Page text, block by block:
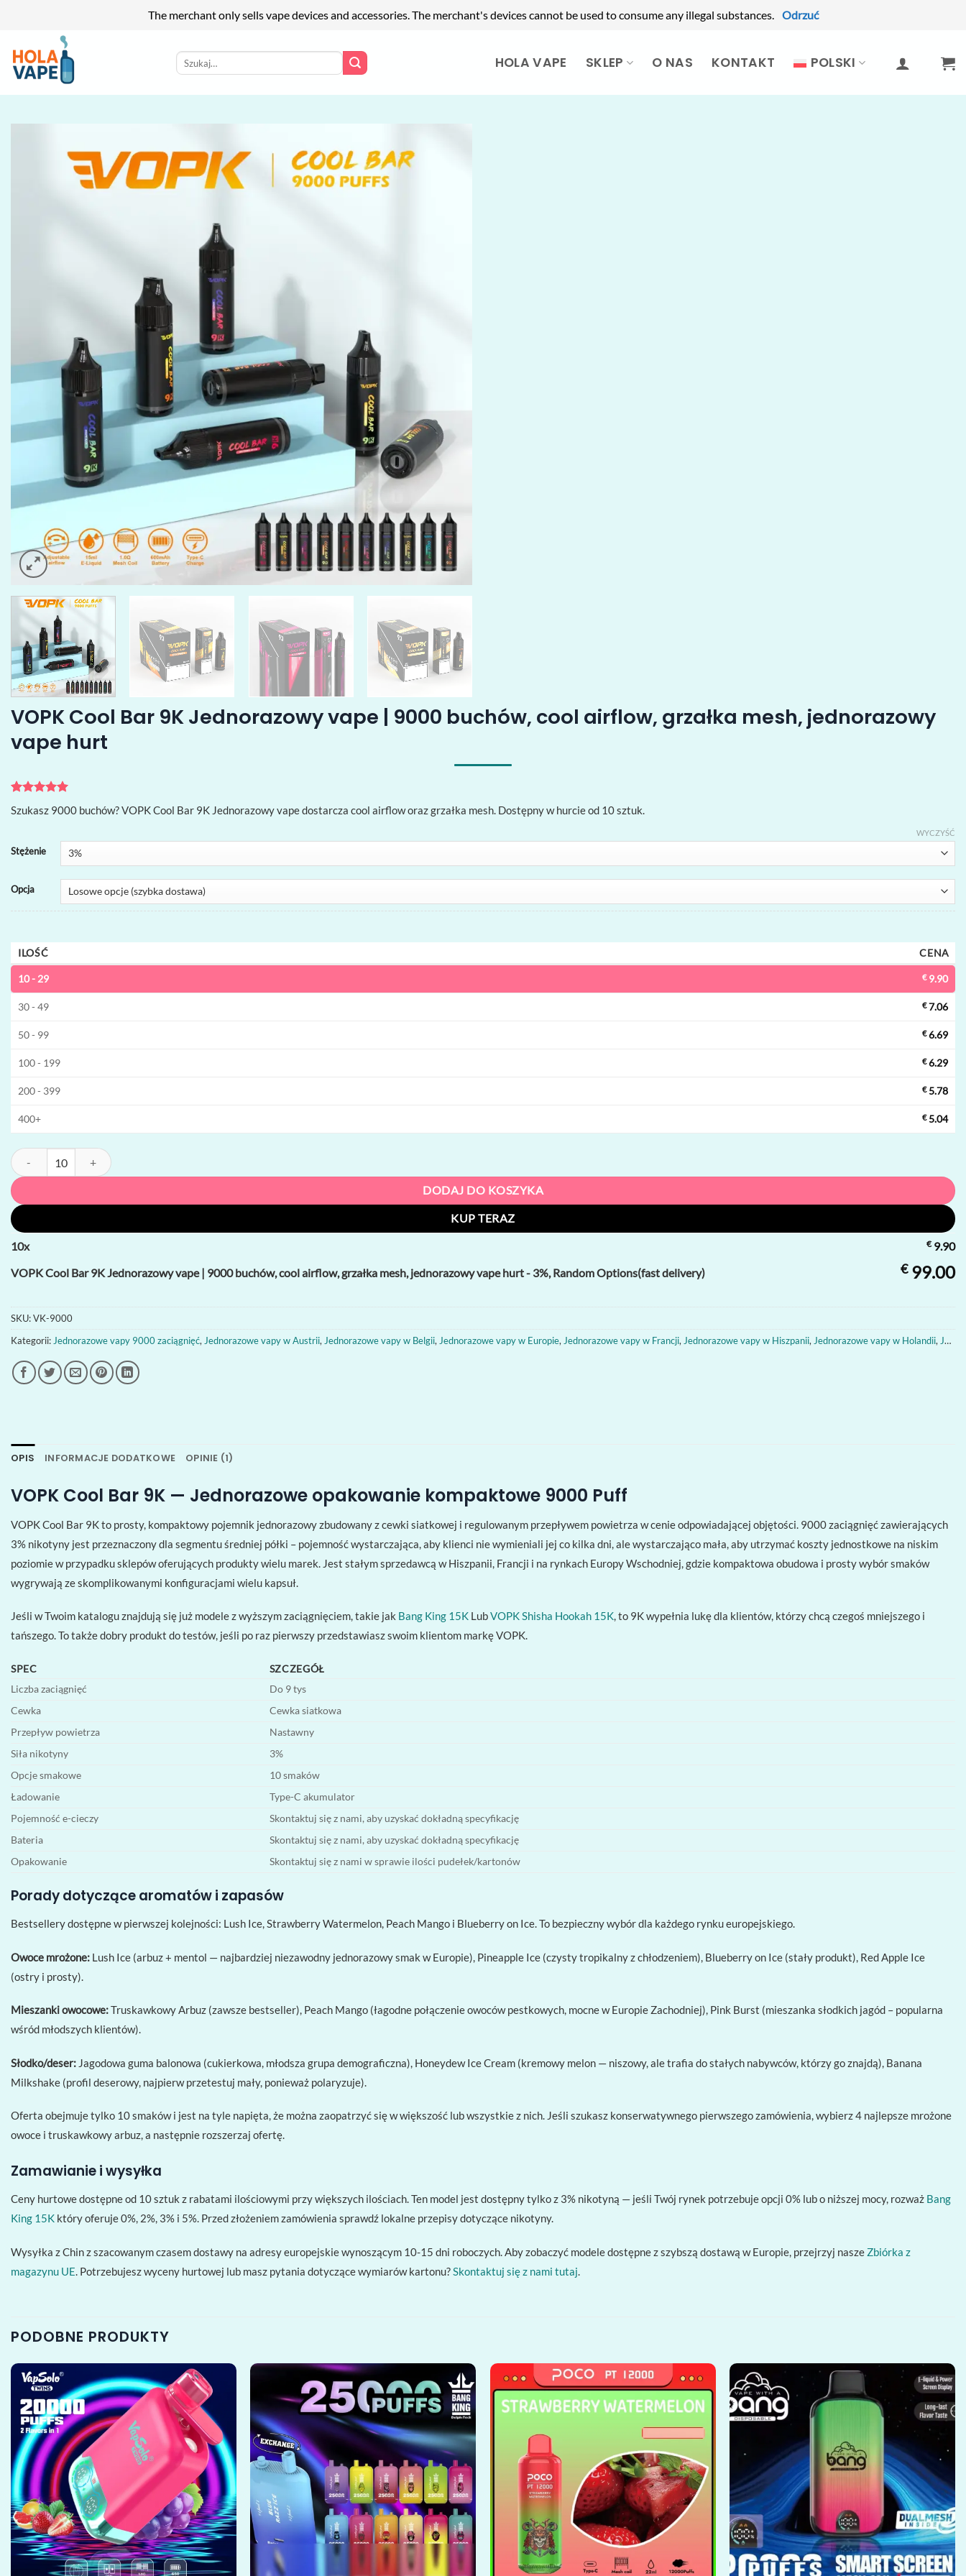
The merchant only sells vape devices and accessories. The merchant's devices cannot be used to consume any illegal substances. Odrzuć
zawartości
Szukaj: HOLA VAPE SKLEP O NAS KONTAKT POLSKI
VOPK Cool Bar 9K Jednorazowy vape | 9000 buchów, cool airflow, grzałka mesh, jednorazowy
vape hurt
Oceniony5
na 5 na
1
klienta
Szukasz 9000 buchów? VOPK Cool Bar 9K Jednorazowy vape dostarcza cool airflow oraz grzałka mesh. Dostępny w hurcie od 10 sztuk.
Stężenie
Opcja
WYCZYŚĆ
ILOŚĆ CENA
10 - 29 €9.90
30 - 49 €7.06
50 - 99 €6.69
100 - 199 €6.29
200 - 399 €5.78
400+ €5.04
ilość VOPK Cool Bar 9K Jednorazowy vape | 9000 buchów, cool airflow, grzałka mesh, jednorazowy vape hurt
DODAJ DO KOSZYKA
KUP TERAZ
10x €9.90
VOPK Cool Bar 9K Jednorazowy vape | 9000 buchów, cool airflow, grzałka mesh, jednorazowy vape hurt - 3%, Random Options(fast delivery)
€99.00
SKU:VK-9000
Kategorii: Jednorazowe vapy 9000 zaciągnięć, Jednorazowe vapy w Austrii, Jednorazowe vapy w Belgii, Jednorazowe vapy w Europie, Jednorazowe vapy w Francji, Jednorazowe vapy w Hiszpanii, Jednorazowe vapy w Holandii, Jednorazowe vapy w Niemczech
OPIS INFORMACJE DODATKOWE OPINIE (1)
VOPK Cool Bar 9K — Jednorazowe opakowanie kompaktowe 9000 Puff
VOPK Cool Bar 9K to prosty, kompaktowy pojemnik jednorazowy zbudowany z cewki siatkowej i regulowanym przepływem powietrza w cenie odpowiadającej objętości. 9000 zaciągnięć zawierających
3% nikotyny jest przeznaczony dla segmentu średniej półki – pojemność wystarczająca, aby klienci nie wymieniali jej co kilka dni, ale wystarczająco mała, aby utrzymać koszty jednostkowe na niskim
poziomie w przypadku sklepów oferujących produkty wielu marek. Jest stałym sprzedawcą w Hiszpanii, Francji i na rynkach Europy Wschodniej, gdzie kompaktowa obudowa i prosty wybór smaków
wygrywają ze skomplikowanymi konfiguracjami wielu kapsuł.
Jeśli w Twoim katalogu znajdują się już modele z wyższym zaciągnięciem, takie jak Bang King 15K LubVOPK Shisha Hookah 15K, to 9K wypełnia lukę dla klientów, którzy chcą czegoś mniejszego i
tańszego. To także dobry produkt do testów, jeśli po raz pierwszy przedstawiasz swoim klientom markę VOPK.
SPEC
SZCZEGÓŁ
Liczba zaciągnięć
Do 9 tys
Cewka
Cewka siatkowa
Przepływ powietrza
Nastawny
Siła nikotyny
3%
Opcje smakowe
10 smaków
Ładowanie
Type-C akumulator
Pojemność e-cieczy
Skontaktuj się z nami, aby uzyskać dokładną specyfikację
Bateria
Skontaktuj się z nami, aby uzyskać dokładną specyfikację
Opakowanie
Skontaktuj się z nami w sprawie ilości pudełek/kartonów
Porady dotyczące aromatów i zapasów
Bestsellery dostępne w pierwszej kolejności: Lush Ice, Strawberry Watermelon, Peach Mango i Blueberry on Ice. To bezpieczny wybór dla każdego rynku europejskiego.
Owoce mrożone: Lush Ice (arbuz + mentol — najbardziej niezawodny jednorazowy smak w Europie), Pineapple Ice (czysty tropikalny z chłodzeniem), Blueberry on Ice (stały produkt), Red Apple Ice
(ostry i prosty).
Mieszanki owocowe:Truskawkowy Arbuz (zawsze bestseller), Peach Mango (łagodne połączenie owoców pestkowych, mocne w Europie Zachodniej), Pink Burst (mieszanka słodkich jagód – popularna
wśród młodszych klientów).
Słodko/deser: Jagodowa guma balonowa (cukierkowa, młodsza grupa demograficzna), Honeydew Ice Cream (kremowy melon — niszowy, ale trafia do stałych nabywców, którzy go znajdą), Banana
Milkshake (profil deserowy, najpierw przetestuj mały, ponieważ polaryzuje).
Oferta obejmuje tylko 10 smaków i jest na tyle napięta, że ​​można zaopatrzyć się w większość lub wszystkie z nich. Jeśli szukasz konserwatywnego pierwszego zamówienia, wybierz 4 najlepsze mrożone
owoce i truskawkowy arbuz, a następnie rozszerzaj ofertę.
Zamawianie i wysyłka
Ceny hurtowe dostępne od 10 sztuk z rabatami ilościowymi przy większych ilościach. Ten model jest dostępny tylko z 3% nikotyną — jeśli Twój rynek potrzebuje opcji 0% lub o niższej mocy, rozważ Bang
King 15K który oferuje 0%, 2%, 3% i 5%. Przed złożeniem zamówienia sprawdź lokalne przepisy dotyczące nikotyny.
Wysyłka z Chin z szacowanym czasem dostawy na adresy europejskie wynoszącym 10-15 dni roboczych. Aby zobaczyć modele dostępne z szybszą dostawą w Europie, przejrzyj nasze Zbiórka z
magazynu UE . Potrzebujesz wyceny hurtowej lub masz pytania dotyczące wymiarów kartonu? Skontaktuj się z nami tutaj
PODOBNE PRODUKTY